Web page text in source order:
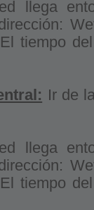
llega
tiempo
Ir de
llega
tiempo